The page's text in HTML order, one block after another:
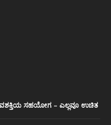
ಸಹಯೋಗ – ಎಲ್ಲವೂ ಉಚಿತ